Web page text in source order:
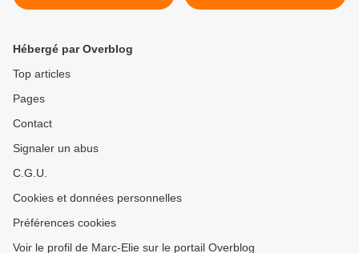
dit piété ? »
Hébergé par Overblog
Top articles
Pages
Contact
Signaler un abus
C.G.U.
Cookies et données personnelles
Préférences cookies
Voir le profil de Marc-Elie sur le portail Overblog